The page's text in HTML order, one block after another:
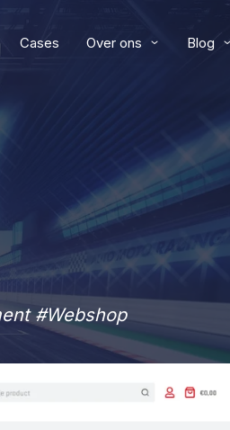
Cases Over ons Blog
#Webshop